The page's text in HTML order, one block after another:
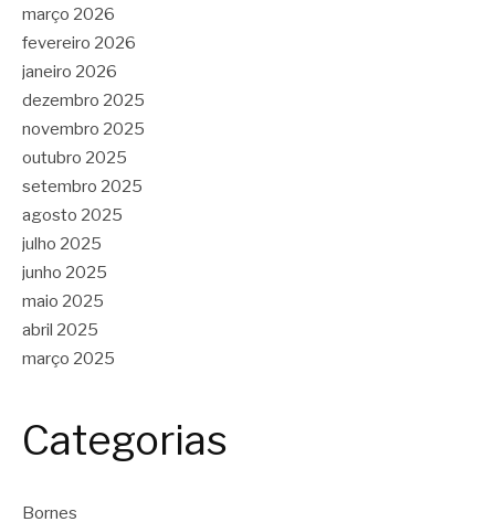
março 2026
fevereiro 2026
janeiro 2026
dezembro 2025
novembro 2025
outubro 2025
setembro 2025
agosto 2025
julho 2025
junho 2025
maio 2025
abril 2025
março 2025
Categorias
Bornes